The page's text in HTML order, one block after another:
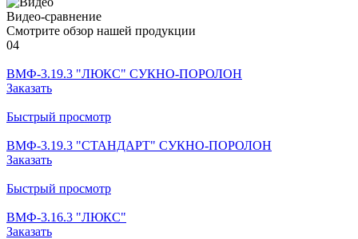
Видео-сравнение
Смотрите обзор нашей продукции
04
ВМФ-3.19.3 "ЛЮКС" СУКНО-ПОРОЛОН
Заказать
Быстрый просмотр
ВМФ-3.19.3 "СТАНДАРТ" СУКНО-ПОРОЛОН
Заказать
Быстрый просмотр
ВМФ-3.16.3 "ЛЮКС"
Заказать